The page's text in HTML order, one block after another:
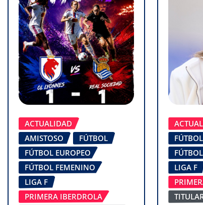
ACTUALIDAD
AMISTOSO
FÚTBOL
FÚTBOL EUROPEO
FÚTBOL FEMENINO
LIGA F
PRIMERA IBERDROLA
LIGA F